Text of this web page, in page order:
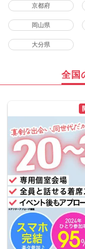
京都府
岡山県
大分県
全国